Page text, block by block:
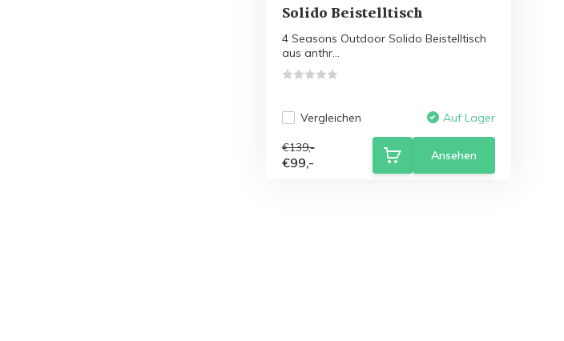
Solido Beistelltisch
4 Seasons Outdoor Solido Beistelltisch
aus anthr...
Vergleichen Auf Lager
€139,-
€99,- Ansehen